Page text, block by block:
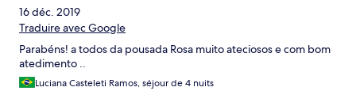
16 déc. 2019
Traduire avec Google
Parabéns! a todos da pousada Rosa muito ateciosos e com bom
atedimento ..
Luciana Casteleti Ramos, séjour de 4 nuits